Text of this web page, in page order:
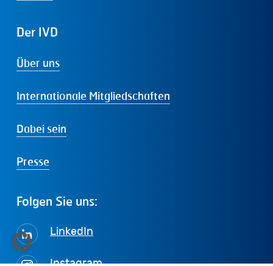
Der IVD
Über uns
Internationale Mitgliedschaften
Dabei sein
Presse
Folgen Sie uns:
LinkedIn
Instagram